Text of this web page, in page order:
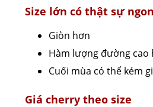
Size lớn có thật sự
Giòn hơn
Hàm lượng đường cao
Cuối mùa có thể kém
Giá cherry theo size